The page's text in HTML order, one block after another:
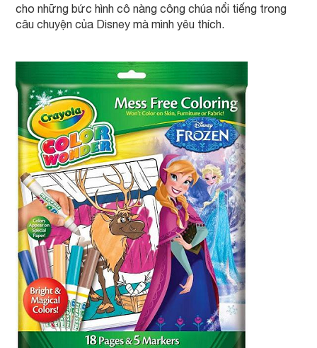
cho những bức hình cô nàng công chúa nổi tiếng trong
câu chuyện của Disney mà mình yêu thích.